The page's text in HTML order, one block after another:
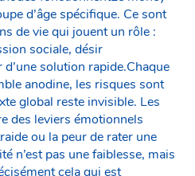
d’âge spécifique. Ce sont
de vie qui jouent un rôle :
sociale, désir
solution rapide.Chaque
anodine, les risques sont
global reste invisible. Les
des leviers émotionnels
ou la peur de rater une
n’est pas une faiblesse, mais
cela qui est